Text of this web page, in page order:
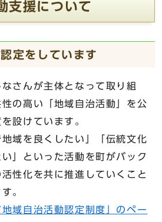
支援について
定をしています
さんが主体となって取り組
の高い「地域自治活動」を公
設けています。
地域を良くしたい」「伝統文化
」といった活動を町がバック
性化を共に推進していくこと
。
地域自治活動認定制度」のペー